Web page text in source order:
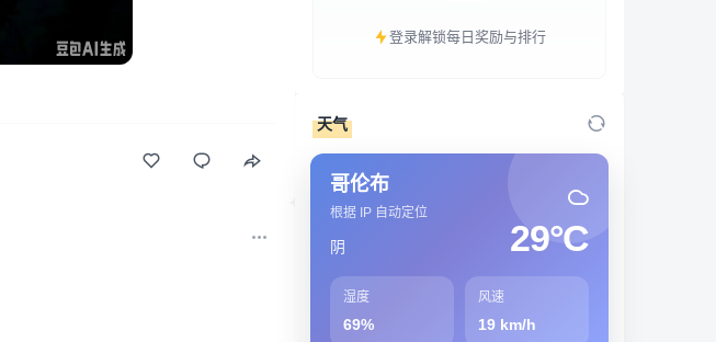
登录解锁每日奖励与排行
天气
哥伦布
根据 IP 自动定位
阴 29°C
湿度
69%
风速
19 km/h